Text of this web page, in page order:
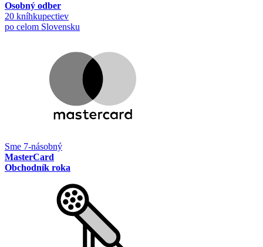
Osobný odber
20 kníhkupectiev
po celom Slovensku
Sme 7-násobný
MasterCard
Obchodník roka